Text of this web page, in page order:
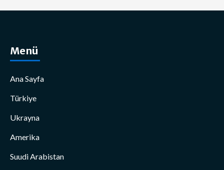
Menü
Ana Sayfa
Türkiye
Ukrayna
Amerika
Suudi Arabistan